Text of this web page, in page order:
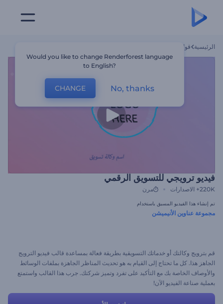
الرئيسية قوالب
فيديو ترويجي للتسويق الرقمي
220K+ الاصدارات مرن
تم إنشاء هذا الفيديو المسبق باستخدام
مجموعة عناوين الأنيميشن
قم بترويج وكالتك أو خدماتك التسويقية بطريقة فعالة بمساعدة قالب فيديو الترويج
الجاهز هذا. كل ما تحتاج إلى القيام به هو تحديث المناظر الجاهزة بملفات الوسائط
والأوصاف الخاصة بك مع التأكيد على تفرد وتميز شركتك. جرب هذا القالب واستمتع
بعملية صناعة الفيديو الآن!
Would you like to change Renderforest language
to English?
CHANGE No, thanks